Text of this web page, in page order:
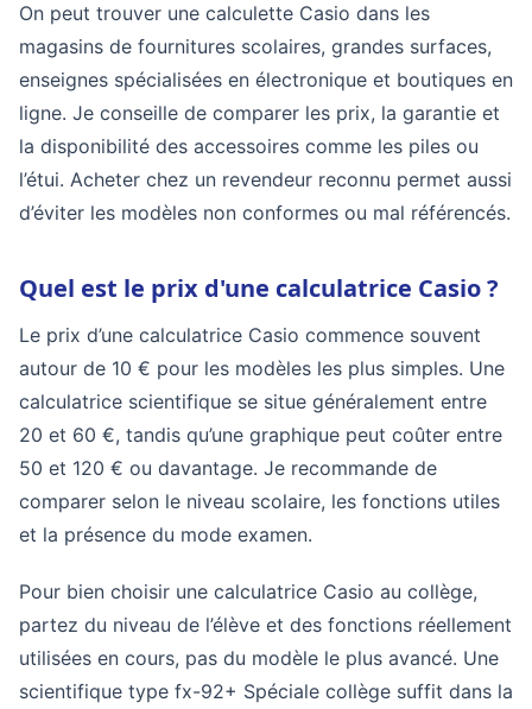
On peut trouver une calculette Casio dans les
magasins de fournitures scolaires, grandes surfaces,
enseignes spécialisées en électronique et boutiques en
ligne. Je conseille de comparer les prix, la garantie et
la disponibilité des accessoires comme les piles ou
l’étui. Acheter chez un revendeur reconnu permet aussi
d’éviter les modèles non conformes ou mal référencés.
Quel est le prix d'une calculatrice Casio ?
Le prix d’une calculatrice Casio commence souvent
autour de 10 € pour les modèles les plus simples. Une
calculatrice scientifique se situe généralement entre
20 et 60 €, tandis qu’une graphique peut coûter entre
50 et 120 € ou davantage. Je recommande de
comparer selon le niveau scolaire, les fonctions utiles
et la présence du mode examen.
Pour bien choisir une calculatrice Casio au collège,
partez du niveau de l’élève et des fonctions réellement
utilisées en cours, pas du modèle le plus avancé. Une
scientifique type fx-92+ Spéciale collège suffit dans la